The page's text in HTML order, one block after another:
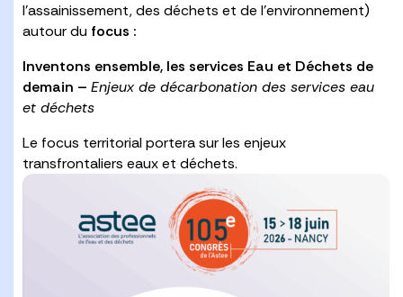
l’assainissement, des déchets et de l’environnement)
autour du focus :
Inventons ensemble, les services Eau et Déchets de
demain – Enjeux de décarbonation des services eau
et déchets
Le focus territorial portera sur les enjeux
transfrontaliers eaux et déchets.